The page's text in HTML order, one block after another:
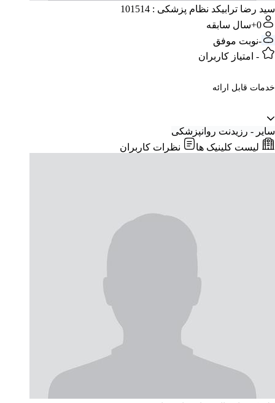
سید رضا ترابیکد نظام پزشکی : 101514
0+ سال سابقه
-نوبت موفق
- امتیاز کاربران
خدمات قابل ارائه
سایر - رزیدنت روانپزشکی
لیست کلینیک ها
نظرات کاربران